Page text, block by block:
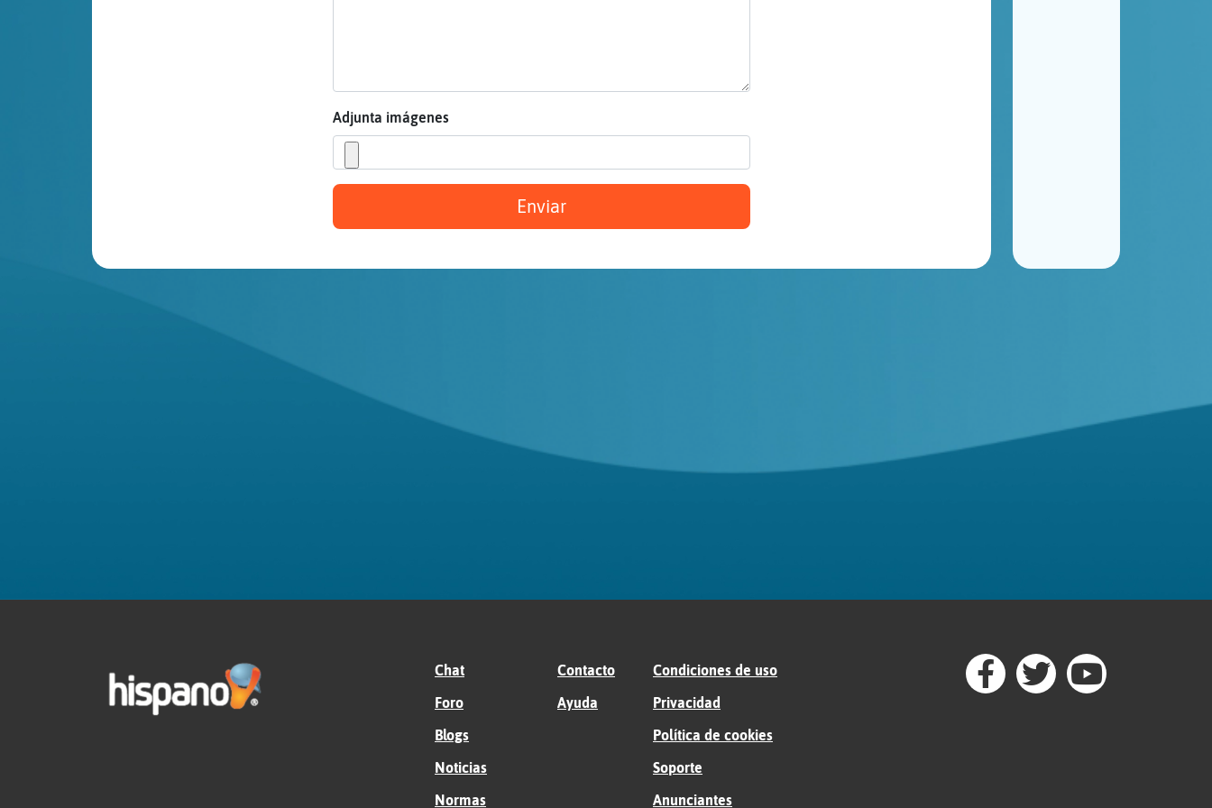
Adjunta imágenes
Enviar
Chat
Foro
Blogs
Noticias
Normas
Contacto
Ayuda
Condiciones de uso
Privacidad
Política de cookies
Soporte
Anunciantes